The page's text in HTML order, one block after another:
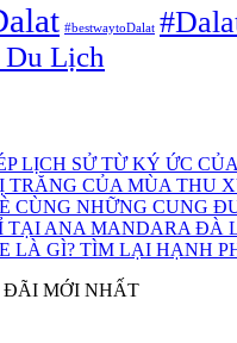
#bestwaytoDalat
Lịch
LỊCH SỬ TỪ KÝ ỨC
TRĂNG CỦA MÙA THU
CÙNG NHỮNG CUNG
TẠI ANA MANDARA ĐÀ
LÀ GÌ? TÌM LẠI HẠNH
ĐÃI MỚI NHẤT